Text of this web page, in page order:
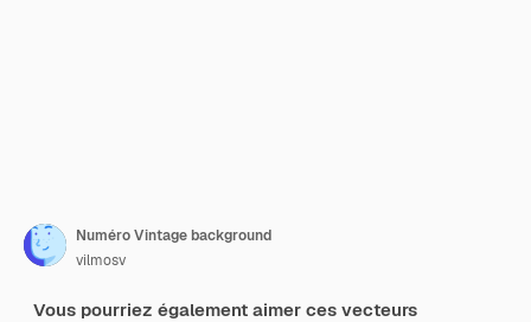
Numéro Vintage background
vilmosv
Vous pourriez également aimer ces vecteurs